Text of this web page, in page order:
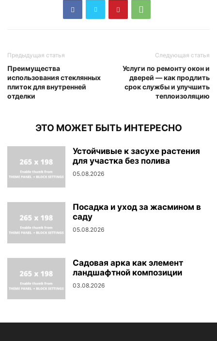
Предыдущая статья
Преимущества
использования стеклянных
плиток для внутренней
отделки
Следующая статья
Услуги по ремонту окон и
дверей — как продлить
срок службы и улучшить
теплоизоляцию
ЭТО МОЖЕТ БЫТЬ ИНТЕРЕСНО
Устойчивые к засухе растения
для участка без полива
05.08.2026
Посадка и уход за жасмином в
саду
05.08.2026
Садовая арка как элемент
ландшафтной композиции
03.08.2026